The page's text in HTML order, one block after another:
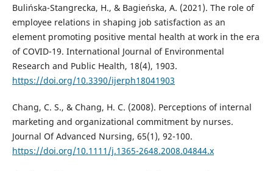
Bulińska-Stangrecka, H., & Bagieńska, A. (2021). The role of
employee relations in shaping job satisfaction as an
element promoting positive mental health at work in the era
of COVID-19. International Journal of Environmental
Research and Public Health, 18(4), 1903.
https://doi.org/10.3390/ijerph18041903
Chang, C. S., & Chang, H. C. (2008). Perceptions of internal
marketing and organizational commitment by nurses.
Journal Of Advanced Nursing, 65(1), 92-100.
https://doi.org/10.1111/j.1365-2648.2008.04844.x